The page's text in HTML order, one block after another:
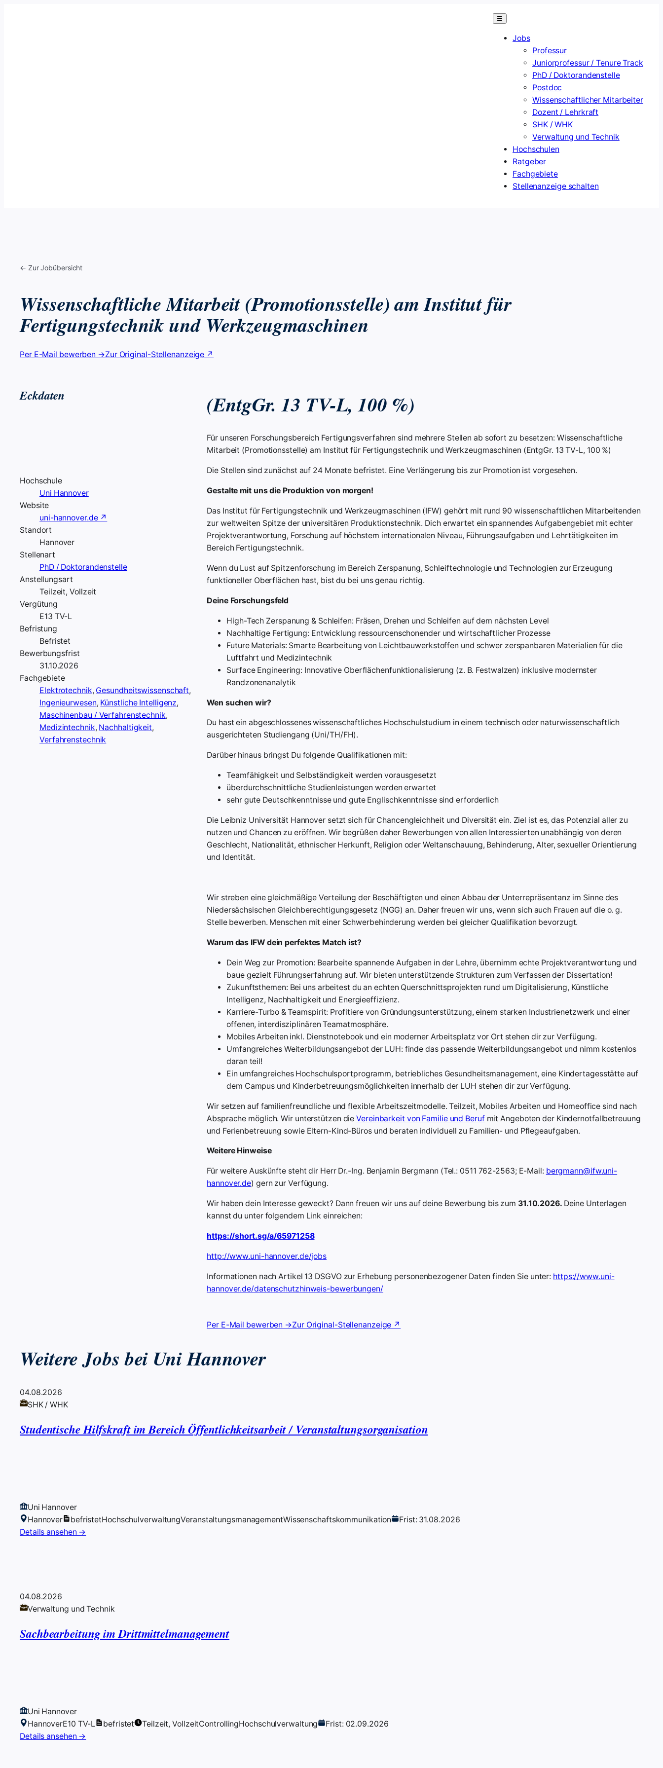
☰
Jobs
Professur
Juniorprofessur / Tenure Track
PhD / Doktorandenstelle
Postdoc
Wissenschaftlicher Mitarbeiter
Dozent / Lehrkraft
SHK / WHK
Verwaltung und Technik
Hochschulen
Ratgeber
Fachgebiete
Stellenanzeige schalten
← Zur Jobübersicht
Wissenschaftliche Mitarbeit (Promotionsstelle) am Institut für
Fertigungstechnik und Werkzeugmaschinen
Per E-Mail bewerben →Zur Original-Stellenanzeige ↗
Eckdaten
Hochschule
Uni Hannover
Website
uni-hannover.de ↗
Standort
Hannover
Stellenart
PhD / Doktorandenstelle
Anstellungsart
Teilzeit, Vollzeit
Vergütung
E13 TV-L
Befristung
Befristet
Bewerbungsfrist
31.10.2026
Fachgebiete
Elektrotechnik, Gesundheitswissenschaft,
Ingenieurwesen, Künstliche Intelligenz,
Maschinenbau / Verfahrenstechnik,
Medizintechnik, Nachhaltigkeit,
Verfahrenstechnik
(EntgGr. 13 TV-L, 100 %)
Für unseren Forschungsbereich Fertigungsverfahren sind mehrere Stellen ab sofort zu besetzen: Wissenschaftliche
Mitarbeit (Promotionsstelle) am Institut für Fertigungstechnik und Werkzeugmaschinen (EntgGr. 13 TV-L, 100 %)
Die Stellen sind zunächst auf 24 Monate befristet. Eine Verlängerung bis zur Promotion ist vorgesehen.
Gestalte mit uns die Produktion von morgen!
Das Institut für Fertigungstechnik und Werkzeugmaschinen (IFW) gehört mit rund 90 wissenschaftlichen Mitarbeitenden
zur weltweiten Spitze der universitären Produktionstechnik. Dich erwartet ein spannendes Aufgabengebiet mit echter
Projektverantwortung, Forschung auf höchstem internationalen Niveau, Führungsaufgaben und Lehrtätigkeiten im
Bereich Fertigungstechnik.
Wenn du Lust auf Spitzenforschung im Bereich Zerspanung, Schleiftechnologie und Technologien zur Erzeugung
funktioneller Oberflächen hast, bist du bei uns genau richtig.
Deine Forschungsfeld
High-Tech Zerspanung & Schleifen: Fräsen, Drehen und Schleifen auf dem nächsten Level
Nachhaltige Fertigung: Entwicklung ressourcenschonender und wirtschaftlicher Prozesse
Future Materials: Smarte Bearbeitung von Leichtbauwerkstoffen und schwer zerspanbaren Materialien für die
Luftfahrt und Medizintechnik
Surface Engineering: Innovative Oberflächenfunktionalisierung (z. B. Festwalzen) inklusive modernster
Randzonenanalytik
Wen suchen wir?
Du hast ein abgeschlossenes wissenschaftliches Hochschulstudium in einem technisch oder naturwissenschaftlich
ausgerichteten Studiengang (Uni/TH/FH).
Darüber hinaus bringst Du folgende Qualifikationen mit:
Teamfähigkeit und Selbständigkeit werden vorausgesetzt
überdurchschnittliche Studienleistungen werden erwartet
sehr gute Deutschkenntnisse und gute Englischkenntnisse sind erforderlich
Die Leibniz Universität Hannover setzt sich für Chancengleichheit und Diversität ein. Ziel ist es, das Potenzial aller zu
nutzen und Chancen zu eröffnen. Wir begrüßen daher Bewerbungen von allen Interessierten unabhängig von deren
Geschlecht, Nationalität, ethnischer Herkunft, Religion oder Weltanschauung, Behinderung, Alter, sexueller Orientierung
und Identität.
Wir streben eine gleichmäßige Verteilung der Beschäftigten und einen Abbau der Unterrepräsentanz im Sinne des
Niedersächsischen Gleichberechtigungsgesetz (NGG) an. Daher freuen wir uns, wenn sich auch Frauen auf die o. g.
Stelle bewerben. Menschen mit einer Schwerbehinderung werden bei gleicher Qualifikation bevorzugt.
Warum das IFW dein perfektes Match ist?
Dein Weg zur Promotion: Bearbeite spannende Aufgaben in der Lehre, übernimm echte Projektverantwortung und
baue gezielt Führungserfahrung auf. Wir bieten unterstützende Strukturen zum Verfassen der Dissertation!
Zukunftsthemen: Bei uns arbeitest du an echten Querschnittsprojekten rund um Digitalisierung, Künstliche
Intelligenz, Nachhaltigkeit und Energieeffizienz.
Karriere-Turbo & Teamspirit: Profitiere von Gründungsunterstützung, einem starken Industrienetzwerk und einer
offenen, interdisziplinären Teamatmosphäre.
Mobiles Arbeiten inkl. Dienstnotebook und ein moderner Arbeitsplatz vor Ort stehen dir zur Verfügung.
Umfangreiches Weiterbildungsangebot der LUH: finde das passende Weiterbildungsangebot und nimm kostenlos
daran teil!
Ein umfangreiches Hochschulsportprogramm, betriebliches Gesundheitsmanagement, eine Kindertagesstätte auf
dem Campus und Kinderbetreuungsmöglichkeiten innerhalb der LUH stehen dir zur Verfügung.
Wir setzen auf familienfreundliche und flexible Arbeitszeitmodelle. Teilzeit, Mobiles Arbeiten und Homeoffice sind nach
Absprache möglich. Wir unterstützen dieVereinbarkeit von Familie und Berufmit Angeboten der Kindernotfallbetreuung
und Ferienbetreuung sowie Eltern-Kind-Büros und beraten individuell zu Familien- und Pflegeaufgaben.
Weitere Hinweise
Für weitere Auskünfte steht dir Herr Dr.-Ing. Benjamin Bergmann (Tel.: 0511 762-2563; E-Mail: bergmann@ifw.uni-
hannover.de) gern zur Verfügung.
Wir haben dein Interesse geweckt? Dann freuen wir uns auf deine Bewerbung bis zum 31.10.2026. Deine Unterlagen
kannst du unter folgendem Link einreichen:
https://short.sg/a/65971258
http://www.uni-hannover.de/jobs
Informationen nach Artikel 13 DSGVO zur Erhebung personenbezogener Daten finden Sie unter: https://www.uni-
hannover.de/datenschutzhinweis-bewerbungen/
Per E-Mail bewerben →Zur Original-Stellenanzeige ↗
Weitere Jobs bei Uni Hannover
04.08.2026
SHK / WHK
Studentische Hilfskraft im Bereich Öffentlichkeitsarbeit / Veranstaltungsorganisation
Uni Hannover
Hannover
befristetHochschulverwaltungVeranstaltungsmanagementWissenschaftskommunikation
Frist: 31.08.2026
Details ansehen →
04.08.2026
Verwaltung und Technik
Sachbearbeitung im Drittmittelmanagement
Uni Hannover
HannoverE10 TV-L befristet Teilzeit, VollzeitControllingHochschulverwaltung
Frist: 02.09.2026
Details ansehen →